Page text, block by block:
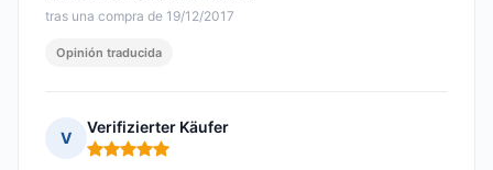
tras una compra de 19/12/2017
Opinión traducida
V
Verifizierter Käufer
Nota: 5 de 5